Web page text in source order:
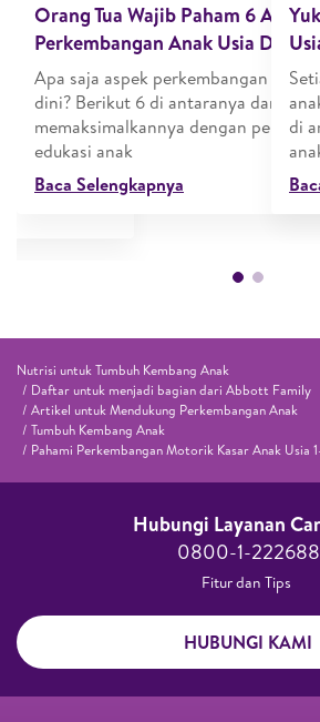
Anak
perlu
anak. Tahap
dengan
Orang Tua Wajib Paham 6 Aspek
Perkembangan Anak Usia Dini
Apa saja aspek perkembangan anak
dini? Berikut 6 di antaranya dan cara
memaksimalkannya dengan
edukasi anak
Baca Selengkapnya
di
Nutrisi untuk Tumbuh Kembang Anak
Daftar untuk menjadi bagian dari Abbott Family
Artikel untuk Mendukung Perkembangan Anak
Tumbuh Kembang Anak
Pahami Perkembangan Motorik Kasar Anak Usia
Hubungi Layanan
0800-1-222688​
Fitur dan Tips ​
HUBUNGI KAMI